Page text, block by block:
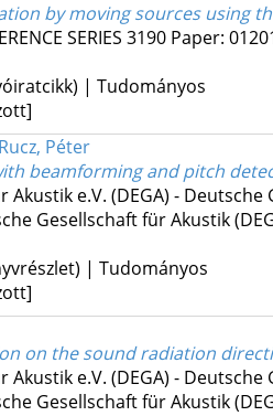
by moving sources using
SERIES 3190 Paper:
| Tudományos
Rucz, Péter
beamforming and pitch
e.V. (DEGA) - Deutsche
Gesellschaft für Akustik
| Tudományos
on the sound radiation
e.V. (DEGA) - Deutsche
Gesellschaft für Akustik